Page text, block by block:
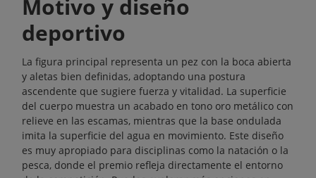
Motivo y diseño
deportivo
La figura principal representa un pez con la boca abierta
y aletas bien definidas, adoptando una postura
ascendente que sugiere fuerza y vitalidad. La superficie
del cuerpo muestra un acabado en tono oro metálico con
relieve en las escamas, mientras que la base ondulada
imita la superficie del agua en movimiento. Este diseño
es muy apropiado para disciplinas como la natación o la
pesca, donde el premio refleja directamente el entorno